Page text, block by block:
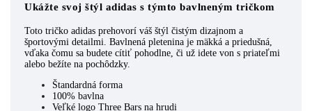
Ukážte svoj štýl adidas s týmto bavlneným tričkom
Toto tričko adidas prehovorí váš štýl čistým dizajnom a
športovými detailmi. Bavlnená pletenina je mäkká a priedušná,
vďaka čomu sa budete cítiť pohodlne, či už idete von s priateľmi
alebo bežíte na pochôdzky.
Štandardná forma
100% bavlna
Veľké logo Three Bars na hrudi